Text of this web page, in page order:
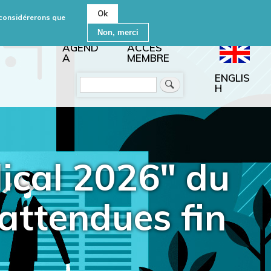
que
Ok
Non, merci
AGEND
A
ACCÈS
MEMBRE
ENGLIS
H
Rechercher
2026" du
fin